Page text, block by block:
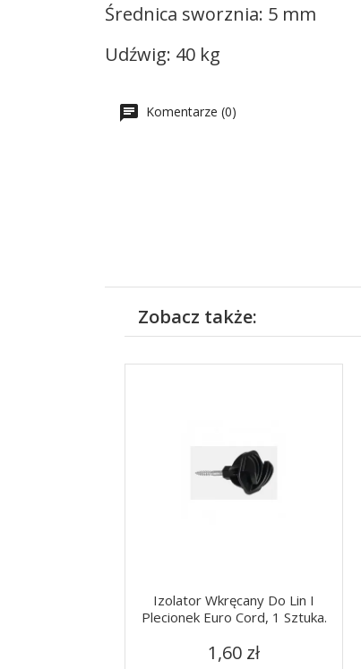
Średnica sworznia: 5 mm
Udźwig: 40 kg
Komentarze (0)
Zobacz także:
Szybki podgląd
Izolator Wkręcany Do Lin I
Plecionek Euro Cord, 1 Sztuka.
Cena
1,60 zł